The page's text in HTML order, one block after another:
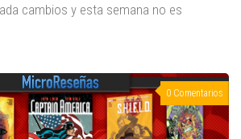
cambios y esta semana no es
0 Comentarios